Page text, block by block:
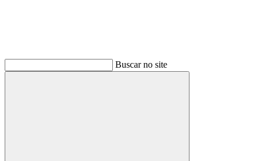
Buscar no site